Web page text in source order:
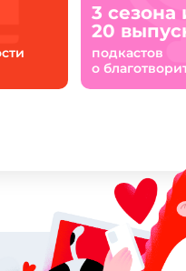
3 сезона
20
подкастов
о